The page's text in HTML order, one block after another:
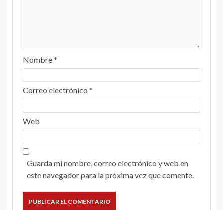
Nombre*
Correo electrónico *
Web
Guarda mi nombre, correo electrónico y web en
este navegador para la próxima vez que comente.